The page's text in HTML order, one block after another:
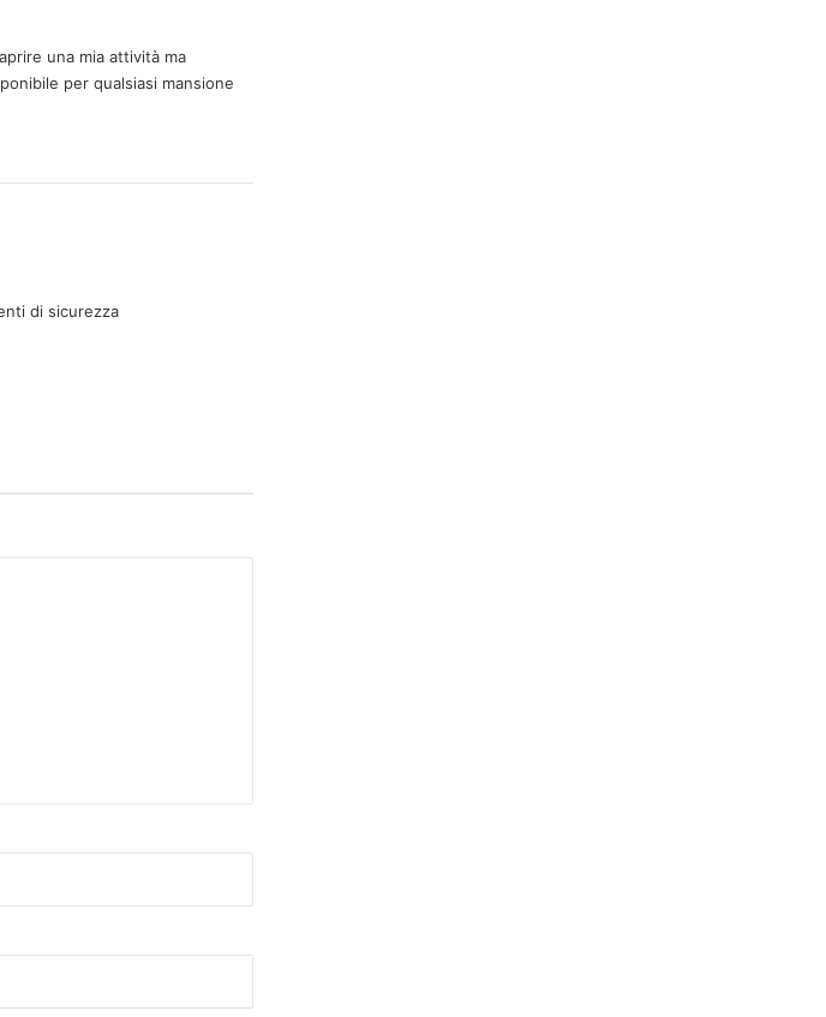
una mia attività ma
per qualsiasi mansione
di sicurezza